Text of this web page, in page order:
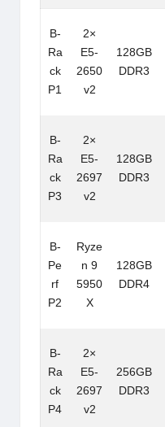
B-
Ra
ck
P1
2×
E5-
2650
v2
128GB
DDR3
B-
Ra
ck
P3
2×
E5-
2697
v2
128GB
DDR3
B-
Pe
rf
P2
Ryze
n 9
5950
X
128GB
DDR4
B-
Ra
ck
P4
2×
E5-
2697
v2
256GB
DDR3